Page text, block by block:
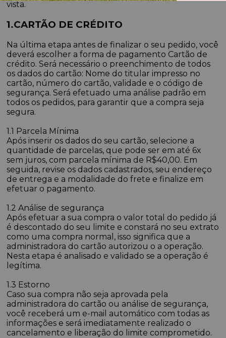
vista.
1.CARTÃO DE CRÉDITO
Na última etapa antes de finalizar o seu pedido, você
deverá escolher a forma de pagamento Cartão de
crédito. Será necessário o preenchimento de todos
os dados do cartão: Nome do titular impresso no
cartão, número do cartão, validade e o código de
segurança. Será efetuado uma análise padrão em
todos os pedidos, para garantir que a compra seja
segura.
1.1 Parcela Mínima
Após inserir os dados do seu cartão, selecione a
quantidade de parcelas, que pode ser em até 6x
sem juros, com parcela mínima de R$40,00. Em
seguida, revise os dados cadastrados, seu endereço
de entrega e a modalidade do frete e finalize em
efetuar o pagamento.
1.2 Análise de segurança
Após efetuar a sua compra o valor total do pedido já
é descontado do seu limite e constará no seu extrato
como uma compra normal, isso significa que a
administradora do cartão autorizou o a operação.
Nesta etapa é analisado e validado se a operação é
legítima.
1.3 Estorno
Caso sua compra não seja aprovada pela
administradora do cartão ou análise de segurança,
você receberá um e-mail automático com todas as
informações e será imediatamente realizado o
cancelamento e liberação do limite comprometido.